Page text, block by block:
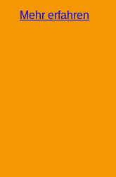
Mehr erfahren